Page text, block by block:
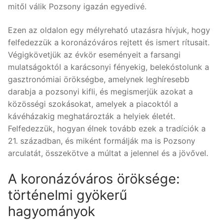
mitől válik Pozsony igazán egyedivé.
Ezen az oldalon egy mélyreható utazásra hívjuk, hogy
felfedezzük a koronázóváros rejtett és ismert rítusait.
Végigkövetjük az évkör eseményeit a farsangi
mulatságoktól a karácsonyi fényekig, belekóstolunk a
gasztronómiai örökségbe, amelynek leghíresebb
darabja a pozsonyi kifli, és megismerjük azokat a
közösségi szokásokat, amelyek a piacoktól a
kávéházakig meghatározták a helyiek életét.
Felfedezzük, hogyan élnek tovább ezek a tradíciók a
21. században, és miként formálják ma is Pozsony
arculatát, összekötve a múltat a jelennel és a jövővel.
A koronázóváros öröksége:
történelmi gyökerű
hagyományok